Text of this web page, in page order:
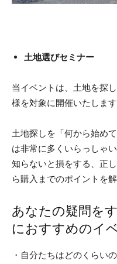
土地選びセミナー
当イベントは、土地を探
様を対象に開催いたします
土地探しを「何から始め
は非常に多くいらっしゃい
知らないと損をする、正
ら購入までのポイントを解
あなたの疑問を
におすすめのイ
・自分たちはどのくらい